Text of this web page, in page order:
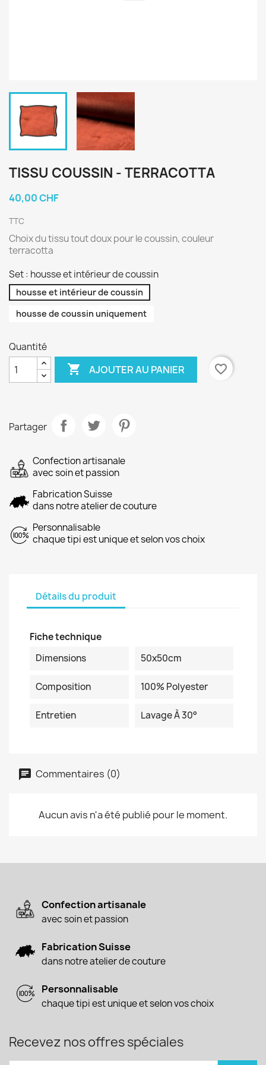
TISSU COUSSIN - TERRACOTTA
40,00 CHF
TTC
Choix du tissu tout doux pour le coussin, couleur
terracotta
Set : housse et intérieur de coussin
housse et intérieur de coussin
housse de coussin uniquement
Quantité
 AJOUTER AU PANIER favorite_border
Partager
Confection artisanale
avec soin et passion
Fabrication Suisse
dans notre atelier de couture
Personnalisable
chaque tipi est unique et selon vos choix
Détails du produit
Fiche technique
Dimensions
50x50cm
Composition 100% Polyester
Entretien Lavage À 30°
Commentaires (0)
Aucun avis n'a été publié pour le moment.
Confection artisanale
avec soin et passion
Fabrication Suisse
dans notre atelier de couture
Personnalisable
chaque tipi est unique et selon vos choix
Recevez nos offres spéciales